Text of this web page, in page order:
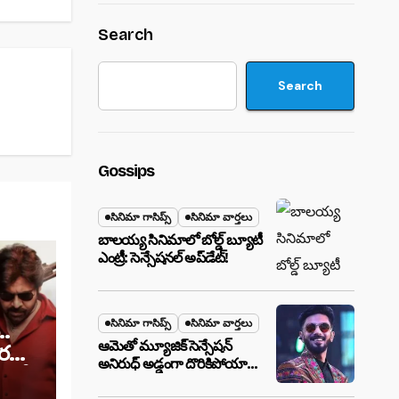
Search
Search
Gossips
సినిమా గాసిప్స్ సినిమా వార్తలు
బాలయ్య సినిమాలో బోల్డ్ బ్యూటీ
ఎంట్రీ: సెన్సేషనల్ అప్‌డేట్!
సినిమా గాసిప్స్ సినిమా వార్తలు
ఆమెతో మ్యూజిక్ సెన్సేషన్
అనిరుధ్ అడ్డంగా దొరికిపోయారా?